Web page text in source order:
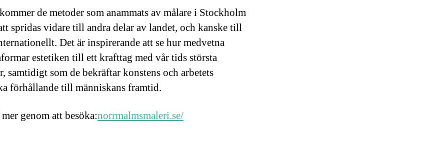
de metoder som anammats av målare i Stockholm
spridas vidare till andra delar av landet, och kanske till
Det är inspirerande att se hur medvetna
estetiken till ett krafttag med vår tids största
samtidigt som de bekräftar konstens och arbetets
förhållande till människans framtid.
genom att besöka:norrmalmsmaleri.se/